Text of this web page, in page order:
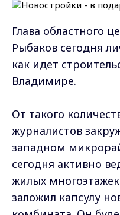
Глава областного
Рыбаков сегодня
как идет
Владимире.
От такого
журналистов
западном
сегодня активно
жилых
заложил капсулу